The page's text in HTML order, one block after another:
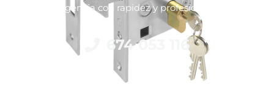
emergencia con rapidez y profesionalismo.
674 053 116